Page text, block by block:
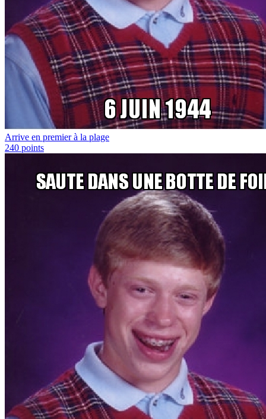
Arrive en premier à la plage
240 points